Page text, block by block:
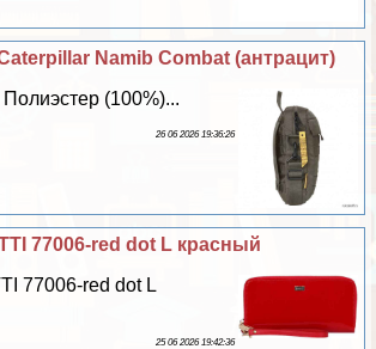
Namib Combat (антрацит)
(100%)...
26 06 2026 19:36:26
77006-red dot L красный
77006-red dot L
25 06 2026 19:42:36